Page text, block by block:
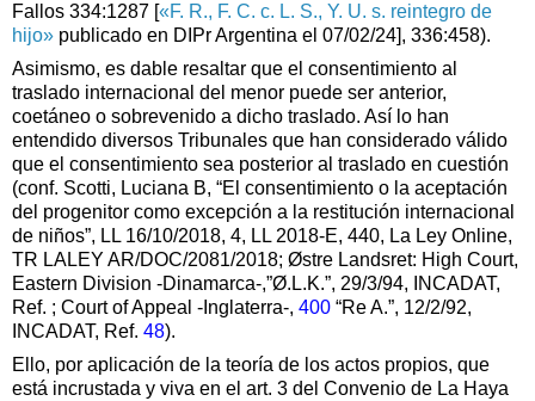
Fallos 334:1287 [«F. R., F. C. c. L. S., Y. U. s. reintegro de
hijo» publicado en DIPr Argentina el 07/02/24], 336:458).
Asimismo, es dable resaltar que el consentimiento al
traslado internacional del menor puede ser anterior,
coetáneo o sobrevenido a dicho traslado. Así lo han
entendido diversos Tribunales que han considerado válido
que el consentimiento sea posterior al traslado en cuestión
(conf. Scotti, Luciana B, “El consentimiento o la aceptación
del progenitor como excepción a la restitución internacional
de niños”, LL 16/10/2018, 4, LL 2018-E, 440, La Ley Online,
TR LALEY AR/DOC/2081/2018; Østre Landsret: High Court,
Eastern Division -Dinamarca-,”Ø.L.K.”, 29/3/94, INCADAT,
Ref. ; Court of Appeal -Inglaterra-, 400 “Re A.”, 12/2/92,
INCADAT, Ref. 48).
Ello, por aplicación de la teoría de los actos propios, que
está incrustada y viva en el art. 3 del Convenio de La Haya